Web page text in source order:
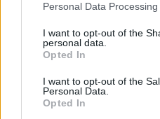
Personal Data
I want to opt-out of the
personal data.
Opted In
I want to opt-out of the
Personal Data.
Opted In
L’AGENDA DELLE PRIORITA’.
state elencate le priorità delle
questa fase di emergenza